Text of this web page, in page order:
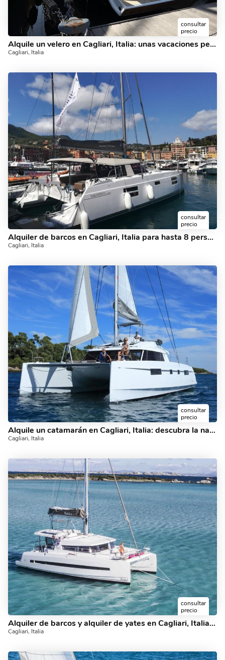
consultar
precio
Alquile un velero en Cagliari, Italia: unas vacaciones perfectas en un barco de alquiler para hasta 10 personas.
Cagliari, Italia
consultar
precio
Alquiler de barcos en Cagliari, Italia para hasta 8 personas: descubra la navegación en un catamarán.
Cagliari, Italia
consultar
precio
Alquile un catamarán en Cagliari, Italia: descubra la navegación.
Cagliari, Italia
consultar
precio
Alquiler de barcos y alquiler de yates en Cagliari, Italia para hasta 8 personas.
Cagliari, Italia